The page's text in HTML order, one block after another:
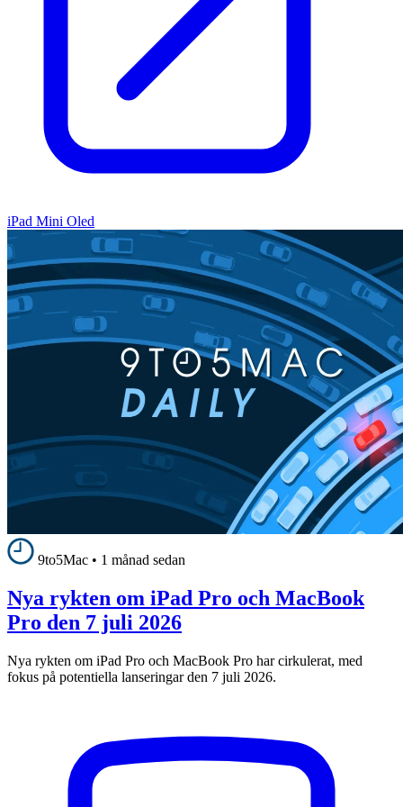
iPad Mini Oled
9to5Mac • 1 månad sedan
Nya rykten om iPad Pro och MacBook
Pro den 7 juli 2026
Nya rykten om iPad Pro och MacBook Pro har cirkulerat, med
fokus på potentiella lanseringar den 7 juli 2026.